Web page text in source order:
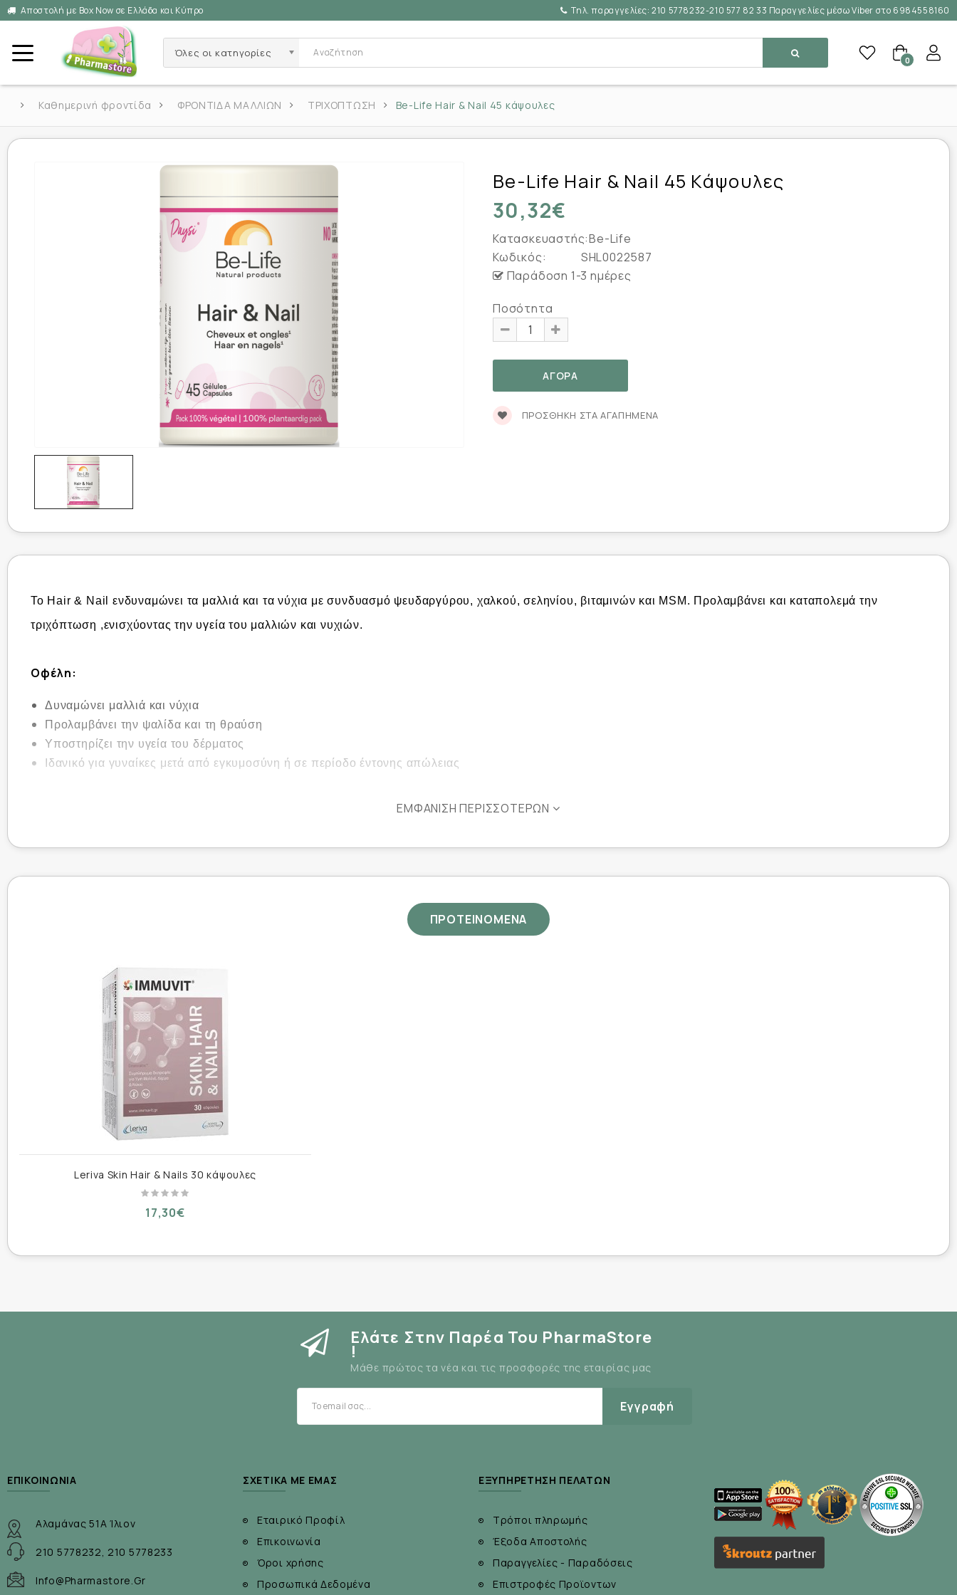
Αποστολή με Box Now σε Ελλάδα και Κύπρο Τηλ. παραγγελίες:210 5778232-210 577 82 33 Παραγγελίες μέσω Viber στο 6984558160
Όλες οι κατηγορίες
0
Καθημερινή φροντίδα ΦΡΟΝΤΙΔΑ ΜΑΛΛΙΩΝ ΤΡΙΧΟΠΤΩΣΗ Be-Life Hair & Nail 45 κάψουλες
Be-Life Hair & Nail 45 Κάψουλες
30,32€
Κατασκευαστής:Be-Life
Κωδικός:
SHL0022587
Παράδοση 1-3 ημέρες
Ποσότητα
ΠΡΟΣΘΉΚΗ ΣΤΑ ΑΓΑΠΗΜΈΝΑ
Το Hair & Nail ενδυναμώνει τα μαλλιά και τα νύχια με συνδυασμό ψευδαργύρου, χαλκού, σεληνίου, βιταμινών και MSM. Προλαμβάνει και καταπολεμά την
τριχόπτωση ,ενισχύοντας την υγεία του μαλλιών και νυχιών.
Οφέλη:
Δυναμώνει μαλλιά και νύχια
Προλαμβάνει την ψαλίδα και τη θραύση
Υποστηρίζει την υγεία του δέρματος
Ιδανικό για γυναίκες μετά από εγκυμοσύνη ή σε περίοδο έντονης απώλειας
L-αργινίνη ..................................................................................... 80 mg
L-λυσίνη HCl 80% ......................................................................... 80 mg
L-πιδολικός ψευδάργυρος 20,3% ............................................... 62 mg
OptiMSM® (μεθυλοσουλφονυλομεθάνιο) ................................. 50 mg
Ασκορβικό ασβέστιο (82% βιταμίνη C) ...................................... 50 mg
Εκχύλισμα φύλλου πτέρης 5:1 ................................................... 30 mg
Εκχύλισμα φύλλου τσουκνίδας 7:1 βιολογικής καλλιέργειας …..30 mg
Ινοσιτόλη 97% .............................................................................. 25 mg
Νικοτινικό αμίδιο (βιταμίνη Β3) ................................................. 16 mg
Σακκινοϊκό D-α-τοκοφερύλιο (βιταμίνη E) .............................. 15,6 mg
L-σεληνομεθειονίνη 0,5% ............................................................ 10 mg
Βισγλυκινικός χαλκός 10% ......................................................... 7,5 mg
Παντοθενικό ασβέστιο (βιταμίνη Β5) ........................................ 6,6 mg
Αντισυσσωματικό: άλατα μαγνησίου από λιπαρά οξέα ............... 7 mg
ΕΜΦΆΝΙΣΗ ΠΕΡΙΣΣΌΤΕΡΩΝ
ΠΡΟΤΕΙΝΟΜΕΝΑ
Leriva Skin Hair & Nails 30 κάψουλες
17,30€
Ελάτε Στην Παρέα Του PharmaStore
!
Μάθε πρώτος τα νέα και τις προσφορές της εταιρίας μας
Εγγραφή
ΕΠΙΚΟΙΝΩΝΊΑ
Αλαμάνας 51Α Ίλιον
210 5778232, 210 5778233
Info@pharmastore.gr
ΣΧΕΤΙΚΆ ΜΕ ΕΜΆΣ
Εταιρικό Προφίλ
Επικοινωνία
Όροι χρήσης
Προσωπικά Δεδομένα
ΕΞΥΠΗΡΈΤΗΣΗ ΠΕΛΑΤΏΝ
Τρόποι πληρωμής
Έξοδα Αποστολής
Παραγγελίες - Παραδόσεις
Επιστροφές Προϊοντων